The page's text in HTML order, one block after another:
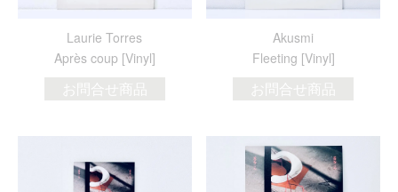
Laurie Torres
Après coup [Vinyl]
お問合せ商品
Akusmi
Fleeting [Vinyl]
お問合せ商品